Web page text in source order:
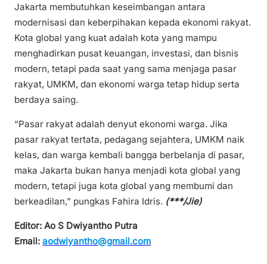
Jakarta membutuhkan keseimbangan antara
modernisasi dan keberpihakan kepada ekonomi rakyat.
Kota global yang kuat adalah kota yang mampu
menghadirkan pusat keuangan, investasi, dan bisnis
modern, tetapi pada saat yang sama menjaga pasar
rakyat, UMKM, dan ekonomi warga tetap hidup serta
berdaya saing.
“Pasar rakyat adalah denyut ekonomi warga. Jika
pasar rakyat tertata, pedagang sejahtera, UMKM naik
kelas, dan warga kembali bangga berbelanja di pasar,
maka Jakarta bukan hanya menjadi kota global yang
modern, tetapi juga kota global yang membumi dan
berkeadilan,” pungkas Fahira Idris. (***/Jie)
Editor: Ao S Dwiyantho Putra
Email: aodwiyantho@gmail.com